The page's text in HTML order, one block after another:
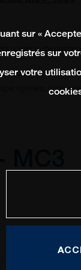
or refer to the
locking compound
tightness. Some
sur «
sur
votre